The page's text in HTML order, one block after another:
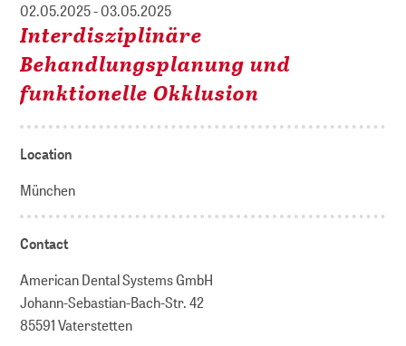
02.05.2025 - 03.05.2025
Interdisziplinäre
Behandlungsplanung und
funktionelle Okklusion
Location
München
Contact
American Dental Systems GmbH
Johann-Sebastian-Bach-Str. 42
85591 Vaterstetten